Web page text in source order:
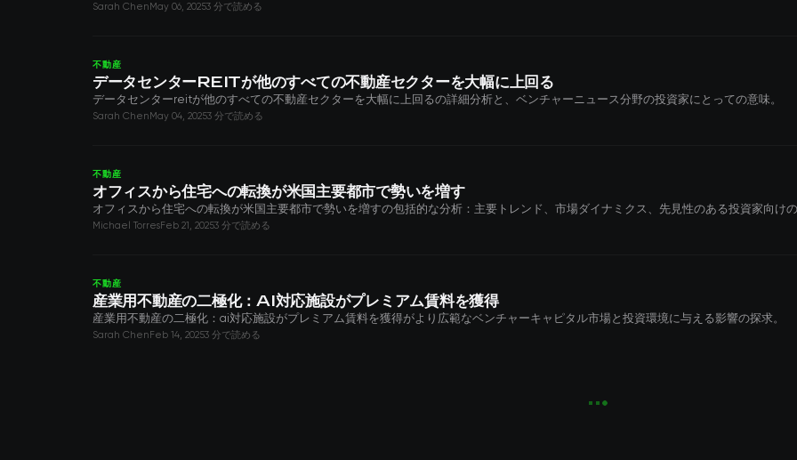
Sarah ChenMay 06, 20253 分で読める
不動産
データセンターREITが他のすべての不動産セクターを大幅に上回る
データセンターreitが他のすべての不動産セクターを大幅に上回るの詳細分析と、ベンチャーニュース分野の投資家にとっての意味。
Sarah ChenMay 04, 20253 分で読める
不動産
オフィスから住宅への転換が米国主要都市で勢いを増す
オフィスから住宅への転換が米国主要都市で勢いを増すの包括的な分析：主要トレンド、市場ダイナミクス、先見性のある投資家向けの
Michael TorresFeb 21, 20253 分で読める
不動産
産業用不動産の二極化：AI対応施設がプレミアム賃料を獲得
産業用不動産の二極化：ai対応施設がプレミアム賃料を獲得がより広範なベンチャーキャピタル市場と投資環境に与える影響の探求。
Sarah ChenFeb 14, 20253 分で読める